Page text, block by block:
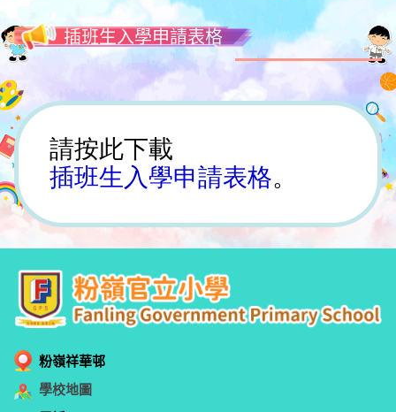
插班生入學申請表格
請按此下載
插班生入學申請表格。
粉嶺祥華邨
學校地圖